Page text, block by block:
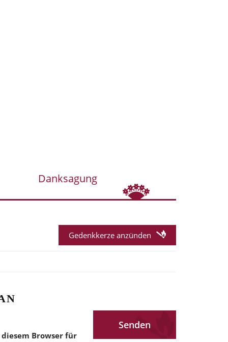
Danksagung
Gedenkkerze anzünden
Browser für